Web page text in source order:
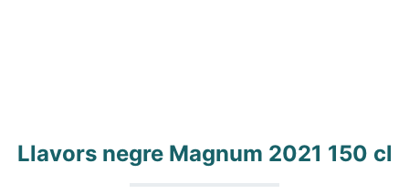
Llavors negre Magnum 2021 150 cl